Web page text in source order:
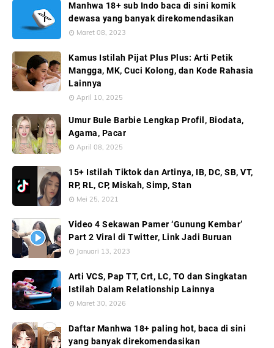
Manhwa 18+ sub Indo baca di sini komik
dewasa yang banyak direkomendasikan
Maret 08, 2023
Kamus Istilah Pijat Plus Plus: Arti Petik
Mangga, MK, Cuci Kolong, dan Kode Rahasia
Lainnya
April 10, 2025
Umur Bule Barbie Lengkap Profil, Biodata,
Agama, Pacar
April 08, 2025
15+ Istilah Tiktok dan Artinya, IB, DC, SB, VT,
RP, RL, CP, Miskah, Simp, Stan
Mei 25, 2021
Video 4 Sekawan Pamer ‘Gunung Kembar’
Part 2 Viral di Twitter, Link Jadi Buruan
Januari 13, 2023
Arti VCS, Pap TT, Crt, LC, TO dan Singkatan
Istilah Dalam Relationship Lainnya
Maret 30, 2026
Daftar Manhwa 18+ paling hot, baca di sini
yang banyak direkomendasikan